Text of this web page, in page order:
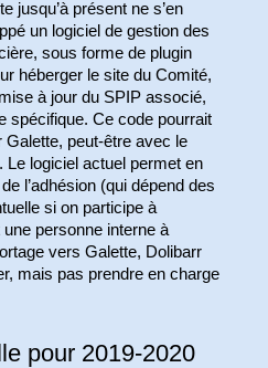
jusqu’à présent ne s’en
un logiciel de gestion des
sous forme de plugin
héberger le site du Comité,
à jour du SPIP associé,
spécifique. Ce code pourrait
peut-être avec le
logiciel actuel permet en
l’adhésion (qui dépend des
si on participe à
personne interne à
vers Galette, Dolibarr
mais pas prendre en charge
pour 2019-2020